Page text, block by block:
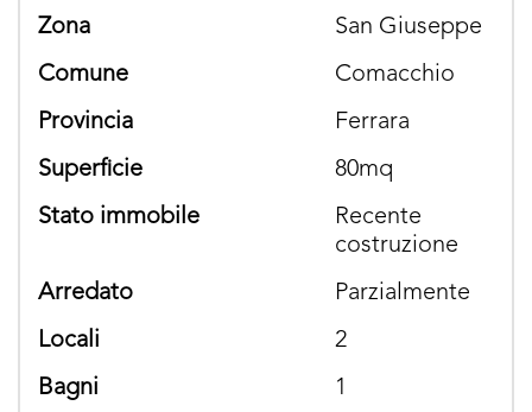
zona
San Giuseppe
comune
Comacchio
provincia
Ferrara
superficie
80mq
stato immobile
Recente
costruzione
arredato
parzialmente
locali
2
bagni
1